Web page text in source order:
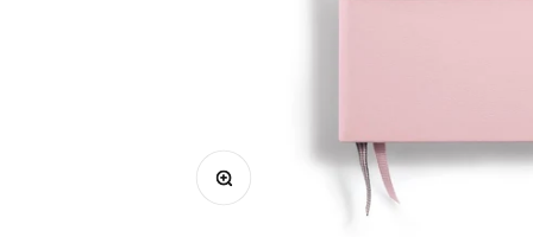
Zoomer sur l'image